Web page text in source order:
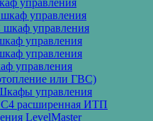
управления
управления
управления
управления
управления
управления
или ГВС)
управления
расширенная ИТП
LevelMaster